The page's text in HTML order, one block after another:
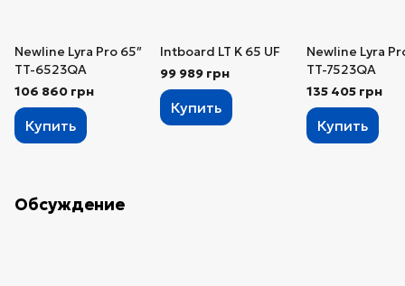
Newline Lyra Pro 65″
TT-6523QA
106 860 грн
Купить
Intboard LT K 65 UF
99 989 грн
Купить
Newline Lyra
TT-7523QA
135 405 грн
Купить
Обсуждение